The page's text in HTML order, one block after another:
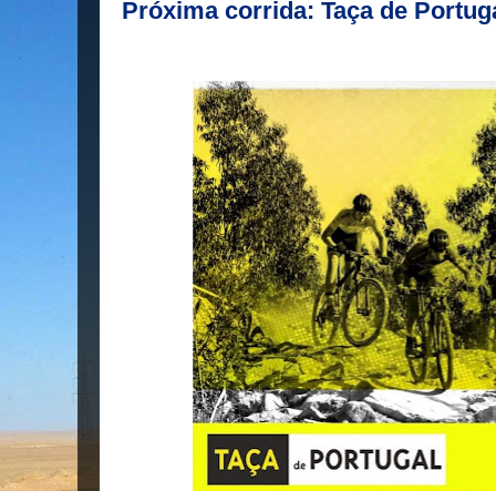
Próxima corrida: Taça de